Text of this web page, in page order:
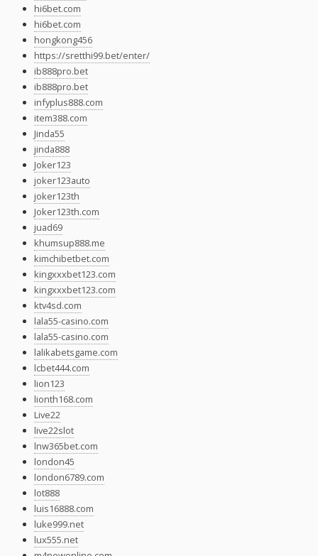
hi6bet.com
hi6bet.com
hongkong456
https://sretthi99.bet/enter/
ib888pro.bet
ib888pro.bet
infyplus888.com
item388.com
Jinda55
jinda888
Joker123
joker123auto
joker123th
Joker123th.com
juad69
khumsup888.me
kimchibetbet.com
kingxxxbet123.com
kingxxxbet123.com
ktv4sd.com
lala55-casino.com
lala55-casino.com
lalikabetsgame.com
lcbet444.com
lion123
lionth168.com
Live22
live22slot
lnw365bet.com
london45
london6789.com
lot888
luis16888.com
luke999.net
lux555.net